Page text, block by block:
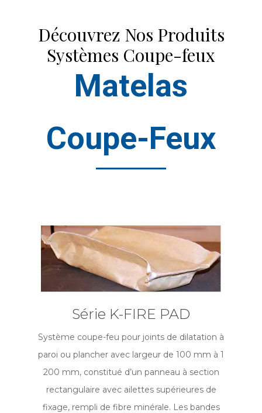
Découvrez Nos Produits
Systèmes Coupe-feux
Matelas
Coupe-Feux
Série K-FIRE PAD
Système coupe-feu pour joints de dilatation à
paroi ou plancher avec largeur de 100 mm à 1
200 mm, constitué d’un panneau à section
rectangulaire avec ailettes supérieures de
fixage, rempli de fibre minérale. Les bandes